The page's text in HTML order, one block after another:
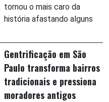
tornou o mais caro da
história afastando alguns
Gentrificação em São
Paulo transforma bairros
tradicionais e pressiona
moradores antigos